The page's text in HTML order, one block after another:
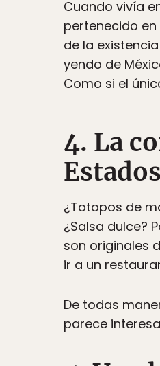
Cuando vivía
pertenecido en
de la
yendo de
Como si el
4. La
¿Totopos de
¿Salsa dulce?
son originales
ir a un
De todas
parece